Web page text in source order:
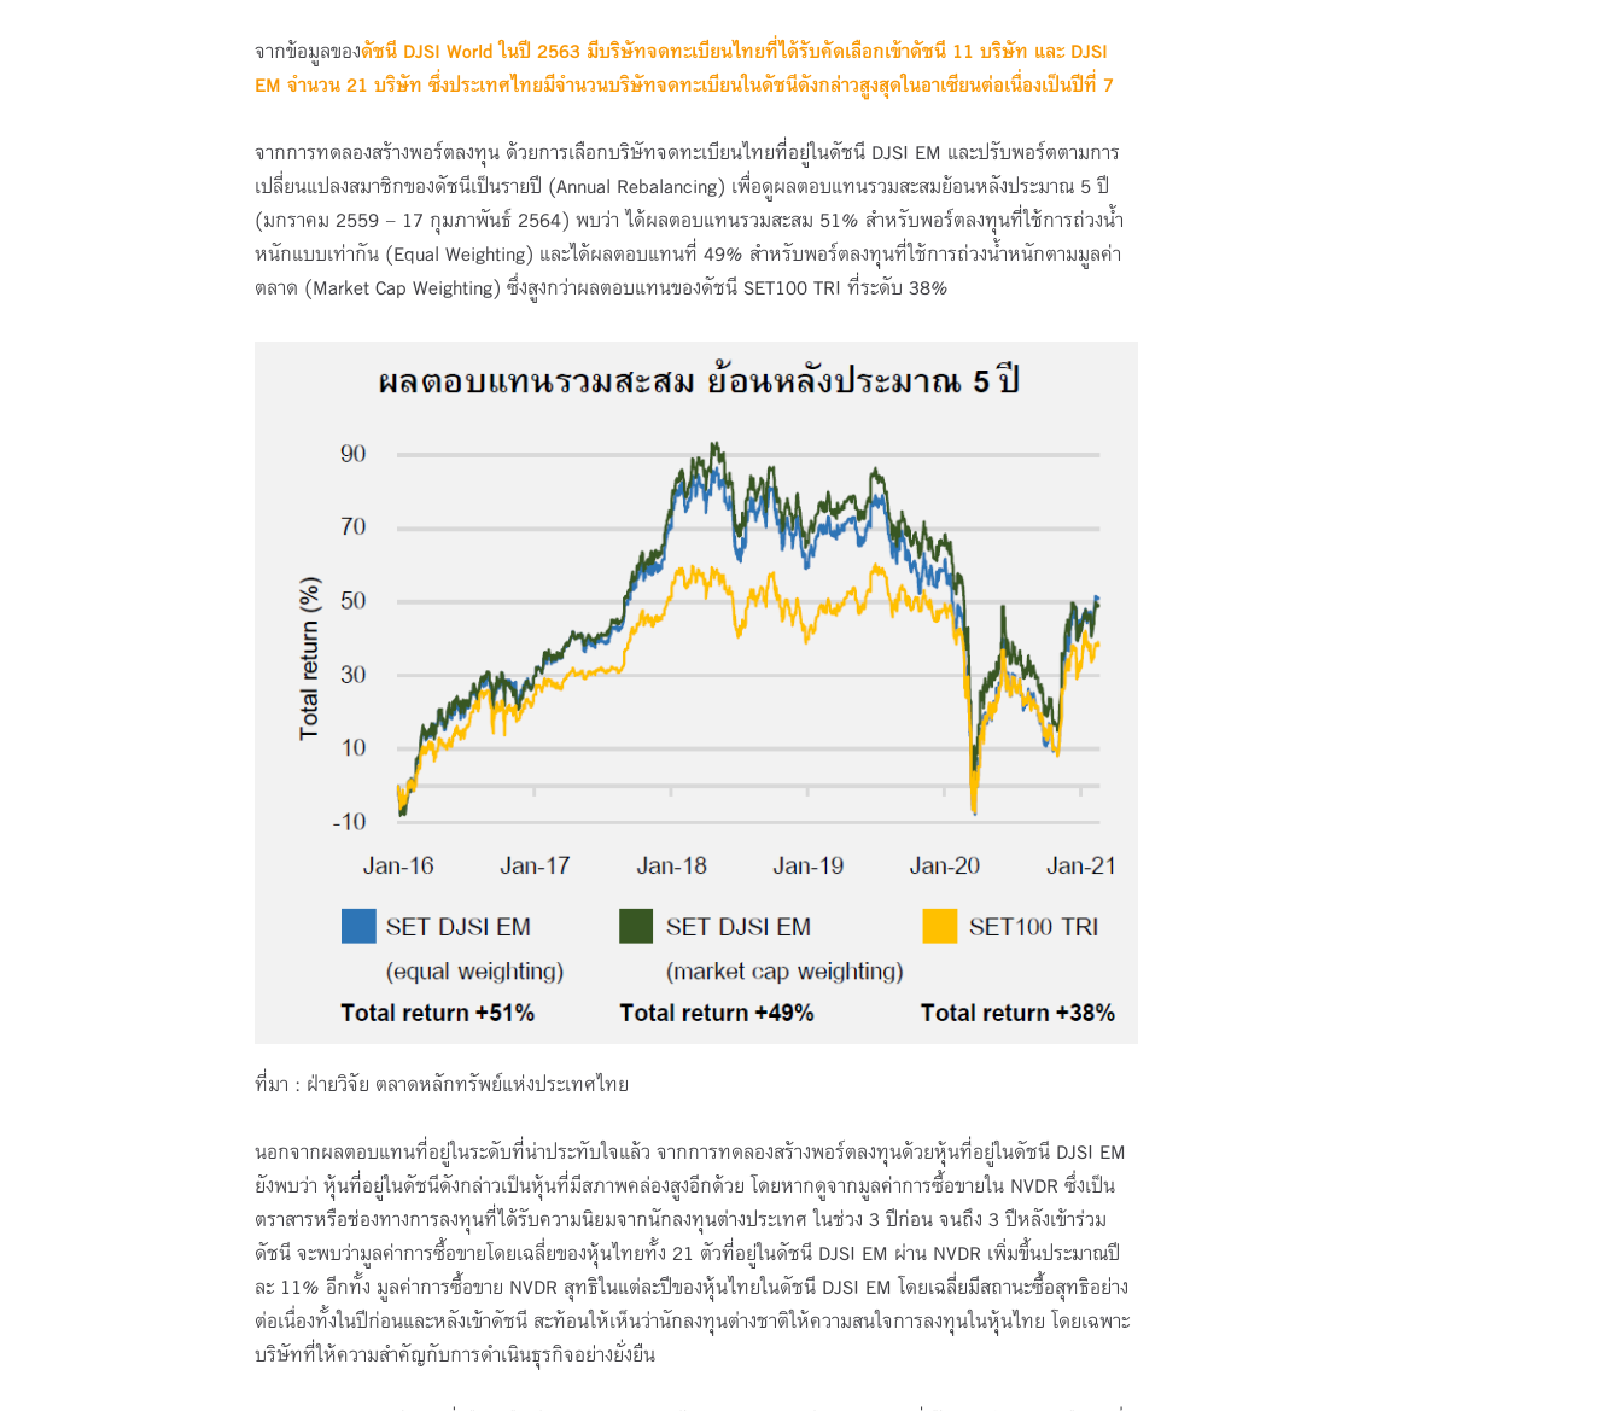
จากข้อมูลของดัชนี DJSI World ในปี 2563 มีบริษัทจดทะเบียนไทยที่ได้รับคัดเลือกเข้าดัชนี 11 บริษัท และ DJSI
EM จำนวน 21 บริษัท ซึ่งประเทศไทยมีจำนวนบริษัทจดทะเบียนในดัชนีดังกล่าวสูงสุดในอาเซียนต่อเนื่องเป็นปีที่ 7
จากการทดลองสร้างพอร์ตลงทุน ด้วยการเลือกบริษัทจดทะเบียนไทยที่อยู่ในดัชนี DJSI EM และปรับพอร์ตตามการ
เปลี่ยนแปลงสมาชิกของดัชนีเป็นรายปี (Annual Rebalancing) เพื่อดูผลตอบแทนรวมสะสมย้อนหลังประมาณ 5 ปี
(มกราคม 2559 – 17 กุมภาพันธ์ 2564) พบว่า ได้ผลตอบแทนรวมสะสม 51% สำหรับพอร์ตลงทุนที่ใช้การถ่วงน้ำ
หนักแบบเท่ากัน (Equal Weighting) และได้ผลตอบแทนที่ 49% สำหรับพอร์ตลงทุนที่ใช้การถ่วงน้ำหนักตามมูลค่า
ตลาด (Market Cap Weighting) ซึ่งสูงกว่าผลตอบแทนของดัชนี SET100 TRI ที่ระดับ 38%
ที่มา : ฝ่ายวิจัย ตลาดหลักทรัพย์แห่งประเทศไทย
นอกจากผลตอบแทนที่อยู่ในระดับที่น่าประทับใจแล้ว จากการทดลองสร้างพอร์ตลงทุนด้วยหุ้นที่อยู่ในดัชนี DJSI EM
ยังพบว่า หุ้นที่อยู่ในดัชนีดังกล่าวเป็นหุ้นที่มีสภาพคล่องสูงอีกด้วย โดยหากดูจากมูลค่าการซื้อขายใน NVDR ซึ่งเป็น
ตราสารหรือช่องทางการลงทุนที่ได้รับความนิยมจากนักลงทุนต่างประเทศ ในช่วง 3 ปีก่อน จนถึง 3 ปีหลังเข้าร่วม
ดัชนี จะพบว่ามูลค่าการซื้อขายโดยเฉลี่ยของหุ้นไทยทั้ง 21 ตัวที่อยู่ในดัชนี DJSI EM ผ่าน NVDR เพิ่มขึ้นประมาณปี
ละ 11% อีกทั้ง มูลค่าการซื้อขาย NVDR สุทธิในแต่ละปีของหุ้นไทยในดัชนี DJSI EM โดยเฉลี่ยมีสถานะซื้อสุทธิอย่าง
ต่อเนื่องทั้งในปีก่อนและหลังเข้าดัชนี สะท้อนให้เห็นว่านักลงทุนต่างชาติให้ความสนใจการลงทุนในหุ้นไทย โดยเฉพาะ
บริษัทที่ให้ความสำคัญกับการดำเนินธุรกิจอย่างยั่งยืน